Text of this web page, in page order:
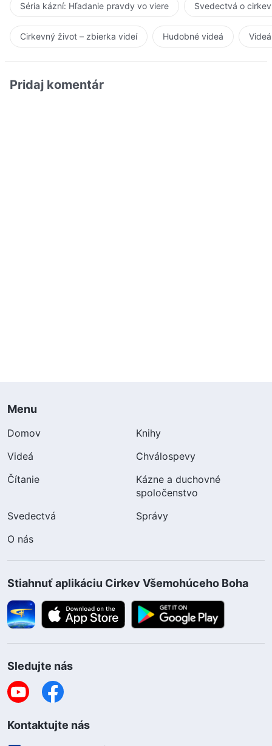
Séria kázní: Hľadanie pravdy vo viere Svedectvá o
Cirkevný život – zbierka videí Hudobné videá
Pridaj komentár
Menu
Domov
Knihy
Videá
Chválospevy
Čítanie
Kázne a duchovné
spoločenstvo
Svedectvá
Správy
O nás
Stiahnuť aplikáciu Cirkev Všemohúceho Boha
Sledujte nás
Kontaktujte nás